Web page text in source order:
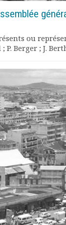
ou
Berger ; J.